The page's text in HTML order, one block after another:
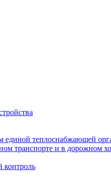
теплоснабжающей
транспорте и в дорожном